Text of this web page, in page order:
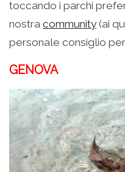
toccando i parchi
nostra community(ai
personale consiglio
GENOVA